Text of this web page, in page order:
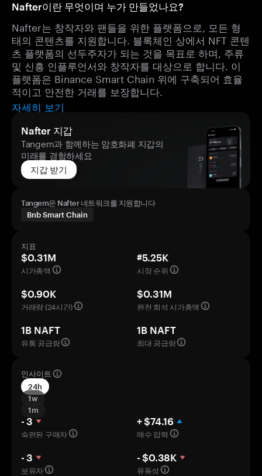
Nafter이란 무엇이며 누가 만들었나요?
Nafter는 창작자와 팬들을 위한 플랫폼으로, 모든 형
태의 콘텐츠를 지원합니다. 블록체인 상에서 NFT 콘텐
츠 플랫폼의 선두주자가 되는 것을 목표로 하며, 주류
및 신흥 인플루언서와 창작자를 대상으로 합니다. 이
플랫폼은 Binance Smart Chain 위에 구축되어 효율
적이고 안전한 거래를 보장합니다.
자세히 보기
Nafter 지갑
Tangem과 함께하는 암호화폐 지갑의
미래를 경험하세요
지갑 받기
Tangem은 Nafter 네트워크를 지원합니다
Bnb Smart Chain
지표
$0.31M
시가총액
#5.25K
시장 순위
$0.90K
거래량 (24시간)
$0.31M
완전 희석 시가총액
1B NAFT
유통 공급량
1B NAFT
최대 공급량
인사이트
24h
1w
1m
- 3
숙련된 구매자
+ $74.16
매수 압력
- 3
보유자
- $0.38K
유동성